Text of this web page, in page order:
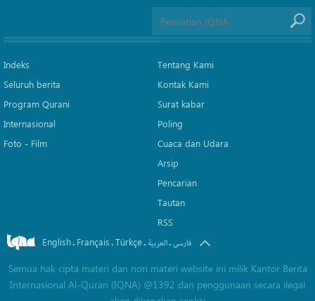
Indeks
Seluruh berita
Program Qurani
Internasional
Foto - Film
Tentang Kami
Kontak Kami
Surat kabar
Poling
Cuaca dan Udara
Arsip
Pencarian
Tautan
RSS
English. Français.Türkçe. العربیة.فارسی
Semua hak cipta materi dan non materi website ini milik Kantor Berita
Internasional Al-Quran (IQNA) @1392 dan penggunaan secara ilegal